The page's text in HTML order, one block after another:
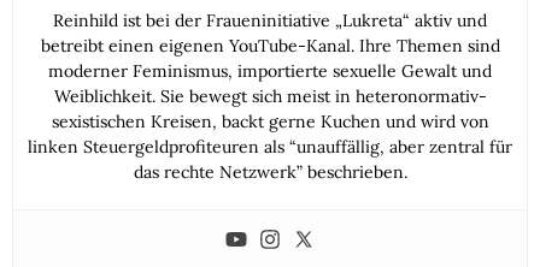
Reinhild ist bei der Fraueninitiative „Lukreta“ aktiv und
betreibt einen eigenen YouTube-Kanal. Ihre Themen sind
moderner Feminismus, importierte sexuelle Gewalt und
Weiblichkeit. Sie bewegt sich meist in heteronormativ-
sexistischen Kreisen, backt gerne Kuchen und wird von
linken Steuergeldprofiteuren als “unauffällig, aber zentral für
das rechte Netzwerk” beschrieben.